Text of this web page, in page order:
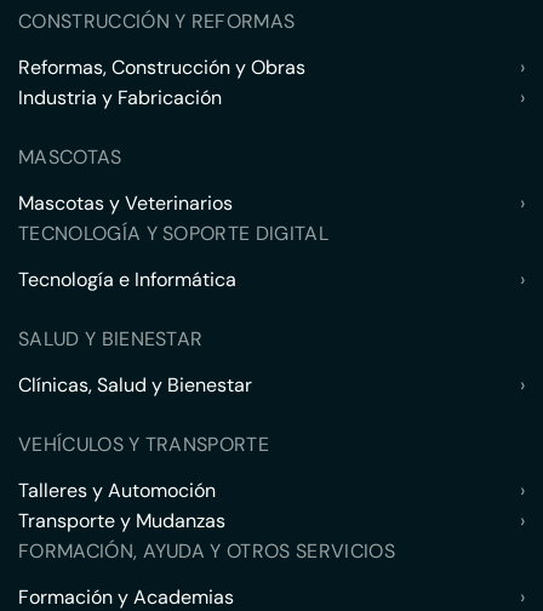
CONSTRUCCIÓN Y REFORMAS
Reformas, Construcción y Obras
›
Industria y Fabricación
›
MASCOTAS
Mascotas y Veterinarios
›
TECNOLOGÍA Y SOPORTE DIGITAL
Tecnología e Informática
›
SALUD Y BIENESTAR
Clínicas, Salud y Bienestar
›
VEHÍCULOS Y TRANSPORTE
Talleres y Automoción
›
Transporte y Mudanzas
›
FORMACIÓN, AYUDA Y OTROS SERVICIOS
Formación y Academias
›